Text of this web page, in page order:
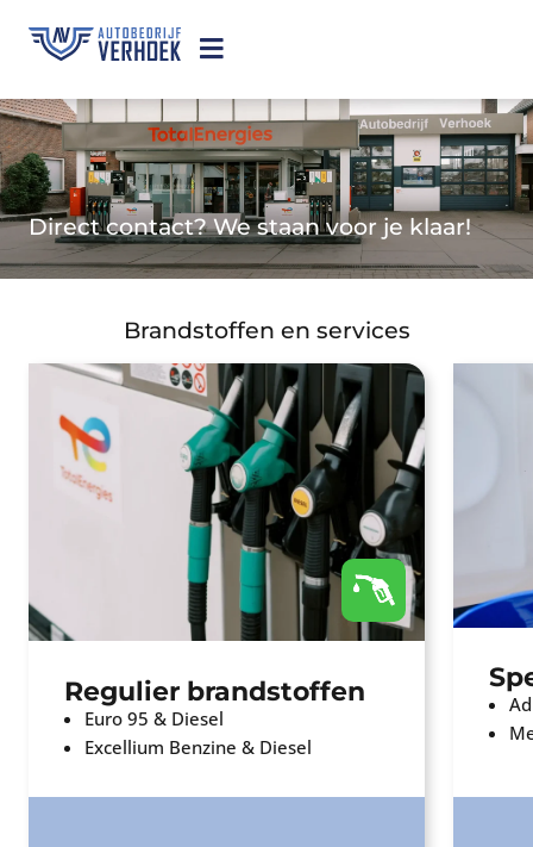
Direct contact? We staan voor je klaar!
Brandstoffen en services
Regulier brandstoffen
Euro 95 & Diesel
Excellium Benzine & Diesel